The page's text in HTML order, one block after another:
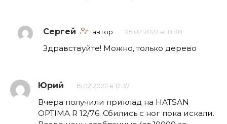
Сергей автор 25.02.2022 в 18:38
Здравствуйте! Можно, только дерево
Юрий 15.02.2022 в 12:37
Вчера получили приклад на HATSAN
OPTIMA R 12/76. Сбились с ног пока искали.